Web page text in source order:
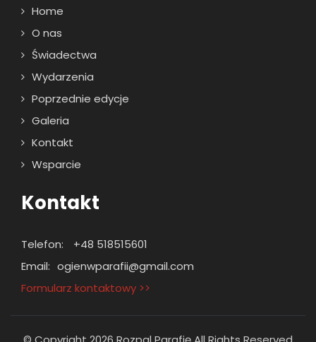
Home
O nas
Świadectwa
Wydarzenia
Poprzednie edycje
Galeria
Kontakt
Wsparcie
Kontakt
Telefon:
+48 518515601
Email: ogienwparafii@gmail.com
Formularz kontaktowy >>